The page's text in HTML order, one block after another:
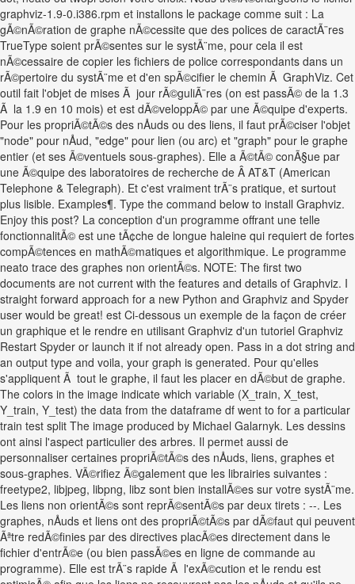
graphviz-1.9-0.i386.rpm et installons le package comme suit : La
gÃ©nÃ©ration de graphe nÃ©cessite que des polices de caractÃ¨res
TrueType soient prÃ©sentes sur le systÃ¨me, pour cela il est
nÃ©cessaire de copier les fichiers de police correspondants dans un
rÃ©pertoire du systÃ¨me et d'en spÃ©cifier le chemin Ã GraphViz. Cet
outil fait l'objet de mises Ã jour rÃ©guliÃ¨res (on est passÃ© de la 1.3
Ã la 1.9 en 10 mois) et est dÃ©veloppÃ© par une Ã©quipe d'experts.
Pour les propriÃ©tÃ©s des nÅuds ou des liens, il faut prÃ©ciser l'objet
"node" pour nÅud, "edge" pour lien (ou arc) et "graph" pour le graphe
entier (et ses Ã©ventuels sous-graphes). Elle a Ã©tÃ© conÃ§ue par
une Ã©quipe des laboratoires de recherche de Â AT&T (American
Telephone & Telegraph). Et c'est vraiment trÃ¨s pratique, et surtout
plus lisible. Examples¶. Type the command below to install Graphviz.
Enjoy this post? La conception d'un programme offrant une telle
fonctionnalitÃ© est une tÃ¢che de longue haleine qui requiert de fortes
compÃ©tences en mathÃ©matiques et algorithmique. Le programme
neato trace des graphes non orientÃ©s. NOTE: The first two
documents are not current with the features and details of Graphviz. I
straight forward approach for a new Python and Graphviz and Spyder
user would be great! est Ci-dessous un exemple de la façon de créer
un graphique et le rendre en utilisant Graphviz d'un tutoriel Graphviz
Restart Spyder or launch it if not already open. Pass in a dot string and
an output type and voila, your graph is generated. Pour qu'elles
s'appliquent Ã tout le graphe, il faut les placer en dÃ©but de graphe.
The colors in the image indicate which variable (X_train, X_test,
Y_train, Y_test) the data from the dataframe df went to for a particular
train test split The image produced by Michael Galarnyk. Les dessins
ont ainsi l'aspect particulier des arbres. Il permet aussi de
personnaliser certaines propriÃ©tÃ©s des nÅuds, liens, graphes et
sous-graphes. VÃ©rifiez Ã©galement que les librairies suivantes :
freetype2, libjpeg, libpng, libz sont bien installÃ©es sur votre systÃ¨me.
Les liens non orientÃ©s sont reprÃ©sentÃ©s par deux tirets : --. Les
graphes, nÅuds et liens ont des propriÃ©tÃ©s par dÃ©faut qui peuvent
Ãªtre redÃ©finies par des directives placÃ©es directement dans le
fichier d'entrÃ©e (ou bien passÃ©es en ligne de commande au
programme). Elle est trÃ¨s rapide Ã l'exÃ©cution et le rendu est